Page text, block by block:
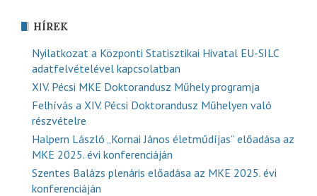
HÍREK
Nyilatkozat a Központi Statisztikai Hivatal EU-SILC
adatfelvételével kapcsolatban
XIV. Pécsi MKE Doktorandusz Műhely programja
Felhívás a XIV. Pécsi Doktorandusz Műhelyen való
részvételre
Halpern László „Kornai János életműdíjas” előadása az
MKE 2025. évi konferenciáján
Szentes Balázs plenáris előadása az MKE 2025. évi
konferenciáján